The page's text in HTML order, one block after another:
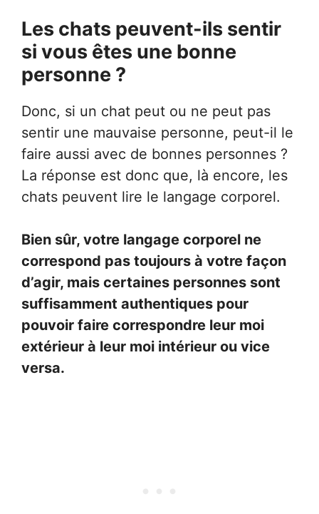
Les chats peuvent-ils sentir
si vous êtes une bonne
personne ?
Donc, si un chat peut ou ne peut pas
sentir une mauvaise personne, peut-il le
faire aussi avec de bonnes personnes ?
La réponse est donc que, là encore, les
chats peuvent lire le langage corporel.
Bien sûr, votre langage corporel ne
correspond pas toujours à votre façon
d’agir, mais certaines personnes sont
suffisamment authentiques pour
pouvoir faire correspondre leur moi
extérieur à leur moi intérieur ou vice
versa.